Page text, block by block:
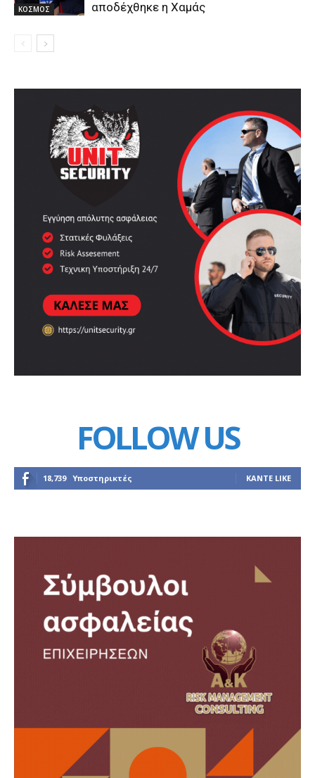
ΚΟΣΜΟΣ αποδέχθηκε η Χαμάς
FOLLOW US
18,739 Υποστηρικτές ΚΆΝΤΕ LIKE